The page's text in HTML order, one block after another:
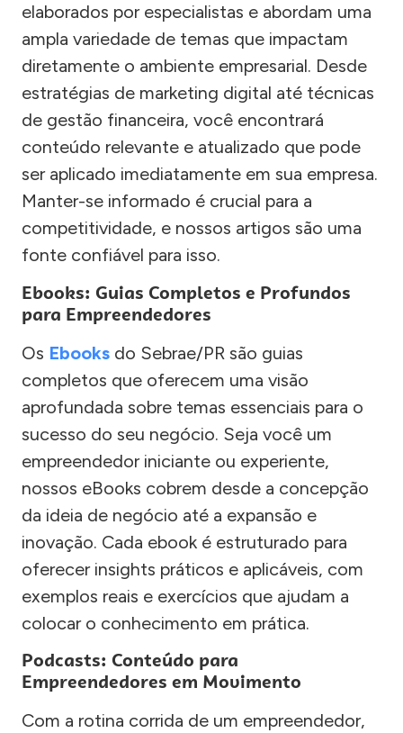
elaborados por especialistas e abordam uma
ampla variedade de temas que impactam
diretamente o ambiente empresarial. Desde
estratégias de marketing digital até técnicas
de gestão financeira, você encontrará
conteúdo relevante e atualizado que pode
ser aplicado imediatamente em sua empresa.
Manter-se informado é crucial para a
competitividade, e nossos artigos são uma
fonte confiável para isso.
Ebooks: Guias Completos e Profundos
para Empreendedores
Os Ebooks do Sebrae/PR são guias
completos que oferecem uma visão
aprofundada sobre temas essenciais para o
sucesso do seu negócio. Seja você um
empreendedor iniciante ou experiente,
nossos eBooks cobrem desde a concepção
da ideia de negócio até a expansão e
inovação. Cada ebook é estruturado para
oferecer insights práticos e aplicáveis, com
exemplos reais e exercícios que ajudam a
colocar o conhecimento em prática.
Podcasts: Conteúdo para
Empreendedores em Movimento
Com a rotina corrida de um empreendedor,